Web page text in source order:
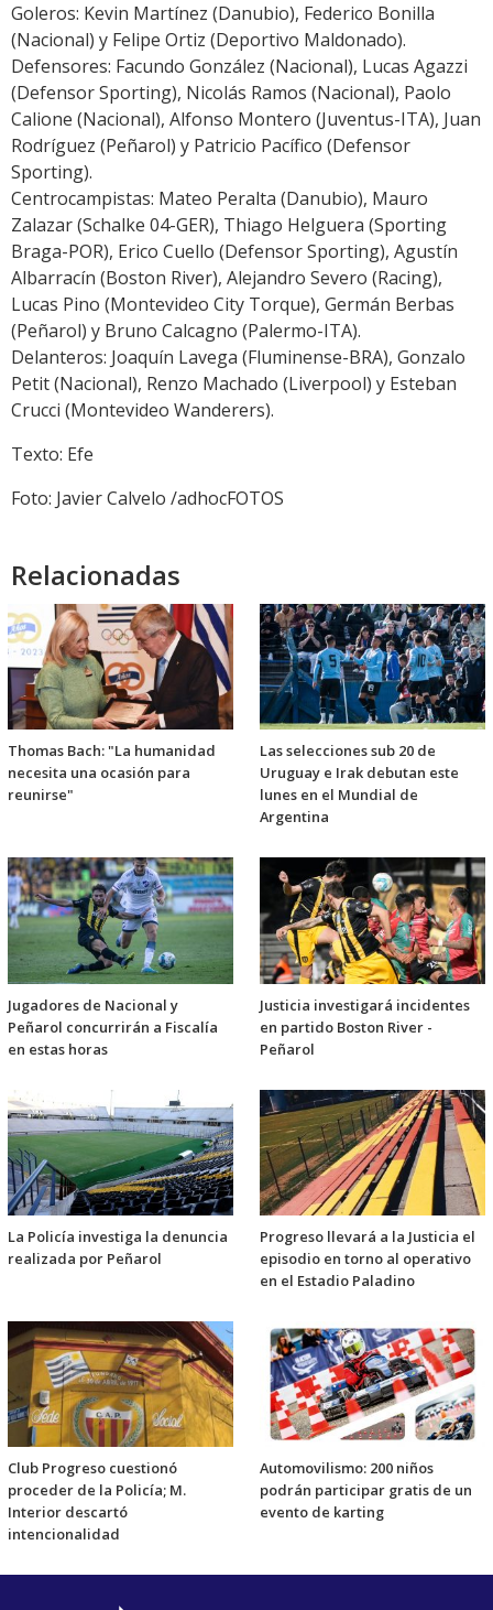
Goleros: Kevin Martínez (Danubio), Federico Bonilla
(Nacional) y Felipe Ortiz (Deportivo Maldonado).
Defensores: Facundo González (Nacional), Lucas Agazzi
(Defensor Sporting), Nicolás Ramos (Nacional), Paolo
Calione (Nacional), Alfonso Montero (Juventus-ITA), Juan
Rodríguez (Peñarol) y Patricio Pacífico (Defensor
Sporting).
Centrocampistas: Mateo Peralta (Danubio), Mauro
Zalazar (Schalke 04-GER), Thiago Helguera (Sporting
Braga-POR), Erico Cuello (Defensor Sporting), Agustín
Albarracín (Boston River), Alejandro Severo (Racing),
Lucas Pino (Montevideo City Torque), Germán Berbas
(Peñarol) y Bruno Calcagno (Palermo-ITA).
Delanteros: Joaquín Lavega (Fluminense-BRA), Gonzalo
Petit (Nacional), Renzo Machado (Liverpool) y Esteban
Crucci (Montevideo Wanderers).
Texto: Efe
Foto: Javier Calvelo /adhocFOTOS
Relacionadas
Thomas Bach: "La humanidad
necesita una ocasión para
reunirse"
Las selecciones sub 20 de
Uruguay e Irak debutan este
lunes en el Mundial de
Argentina
Jugadores de Nacional y
Peñarol concurrirán a Fiscalía
en estas horas
Justicia investigará incidentes
en partido Boston River -
Peñarol
La Policía investiga la denuncia
realizada por Peñarol
Progreso llevará a la Justicia el
episodio en torno al operativo
en el Estadio Paladino
Club Progreso cuestionó
proceder de la Policía; M.
Interior descartó
intencionalidad
Automovilismo: 200 niños
podrán participar gratis de un
evento de karting